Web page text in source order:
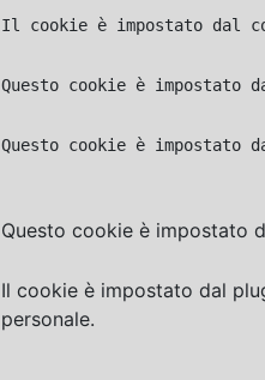
Il cookie è impostato dal
Questo cookie è impostato
Questo cookie è
Questo cookie è impostato
Il cookie è impostato dal
personale.